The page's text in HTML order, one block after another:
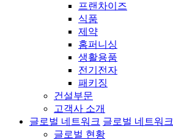
프랜차이즈
식품
제약
홈퍼니싱
생활용품
전기전자
패키징
건설부문
고객사 소개
글로벌 네트워크 글로벌 네트워크
글로벌 현황